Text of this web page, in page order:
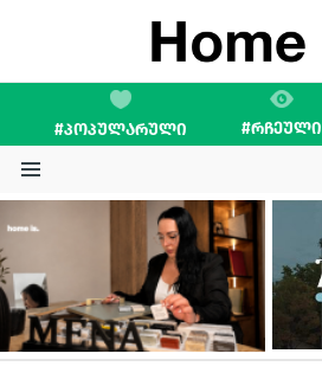
#ᲞᲝᲞᲣᲚᲐᲠᲣᲚᲘ #ᲠᲩᲔᲣᲚᲘ
STORIES